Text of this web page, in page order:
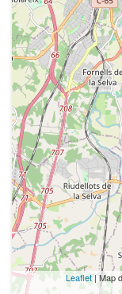
Leaflet | Map